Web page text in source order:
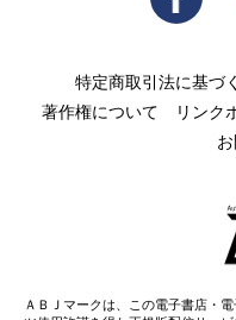
特定商取引法に基づ
著作権について
リンク
ＡＢＪマークは、この電子書店・